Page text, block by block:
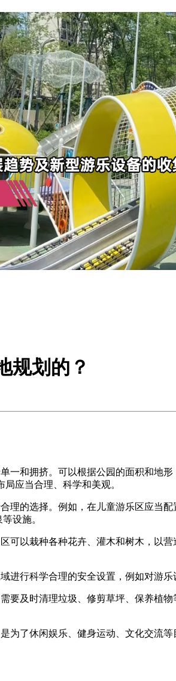
规划的？
一和拥挤。可以根据公园的面积和地
应当合理、科学和美观。
理的选择。例如，在儿童游乐区应当
设施。
可以栽种各种花卉、灌木和树木，以
行科学合理的安全设置，例如对游
要及时清理垃圾、修剪草坪、保养植
为了休闲娱乐、健身运动、文化交流